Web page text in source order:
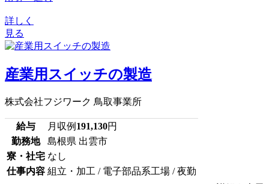
詳しく
見る
産業用スイッチの製造
株式会社フジワーク 鳥取事業所
給与 月収例 191,130円
勤務地
島根県 出雲市
寮・社宅 なし
仕事内容 組立・加工 / 電子部品系工場 / 夜勤